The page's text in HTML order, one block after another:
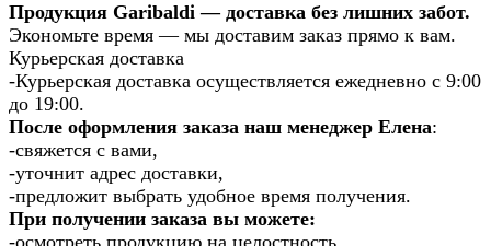
Продукция Garibaldi — доставка без лишних забот.
Экономьте время — мы доставим заказ прямо к вам.
Курьерская доставка
-Курьерская доставка осуществляется ежедневно с 9:00
до 19:00.
После оформления заказа наш менеджер Елена:
-свяжется с вами,
-уточнит адрес доставки,
-предложит выбрать удобное время получения.
При получении заказа вы можете: